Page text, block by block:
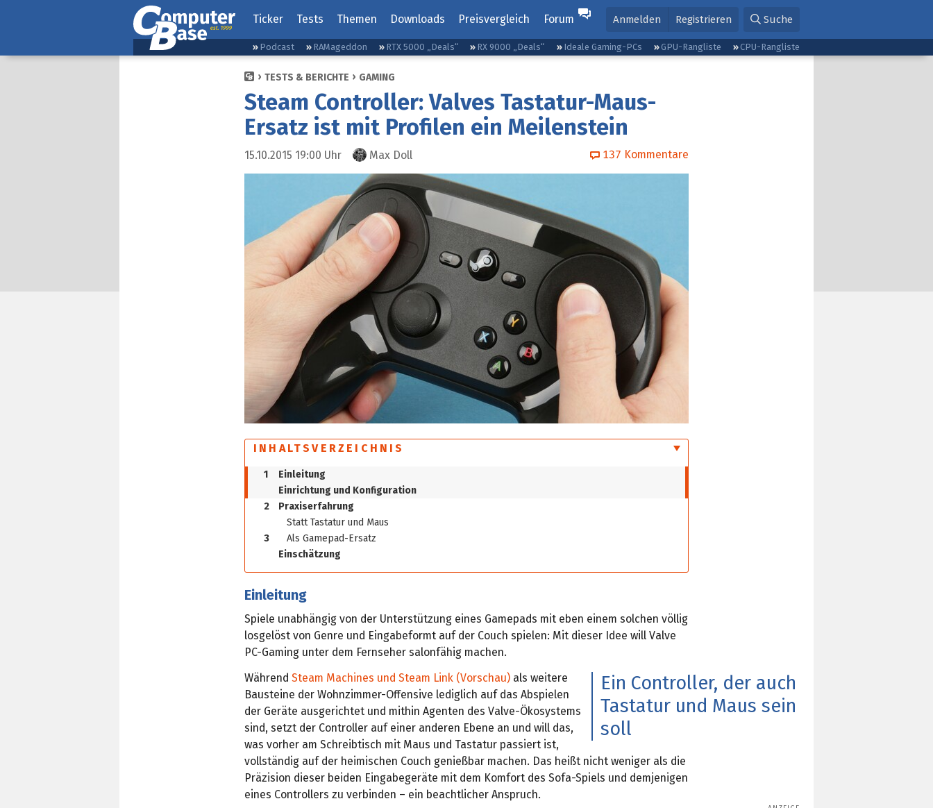
Ticker Tests Themen Downloads Preisvergleich Forum Anmelden Registrieren Suche
Podcast RAMageddon RTX 5000 „Deals“ RX 9000 „Deals“ Ideale Gaming-PCs GPU-Rangliste CPU-Rangliste
TESTS & BERICHTE GAMING
Steam Controller: Valves Tastatur-Maus-
Ersatz ist mit Profilen ein Meilenstein
15.10.2015 19:00 Uhr Max Doll 137 Kommentare
INHALTSVERZEICHNIS
1
Einleitung
Einrichtung und Konfiguration
2
Praxiserfahrung
Statt Tastatur und Maus
3
Als Gamepad-Ersatz
Einschätzung
Einleitung
Spiele unabhängig von der Unterstützung eines Gamepads mit eben einem solchen völlig
losgelöst von Genre und Eingabeformt auf der Couch spielen: Mit dieser Idee will Valve
PC-Gaming unter dem Fernseher salonfähig machen.
Ein Controller, der auch
Tastatur und Maus sein
soll
Während Steam Machines und Steam Link (Vorschau) als weitere
Bausteine der Wohnzimmer-Offensive lediglich auf das Abspielen
der Geräte ausgerichtet und mithin Agenten des Valve-Ökosystems
sind, setzt der Controller auf einer anderen Ebene an und will das,
was vorher am Schreibtisch mit Maus und Tastatur passiert ist,
vollständig auf der heimischen Couch genießbar machen. Das heißt nicht weniger als die
Präzision dieser beiden Eingabegeräte mit dem Komfort des Sofa-Spiels und demjenigen
eines Controllers zu verbinden – ein beachtlicher Anspruch.